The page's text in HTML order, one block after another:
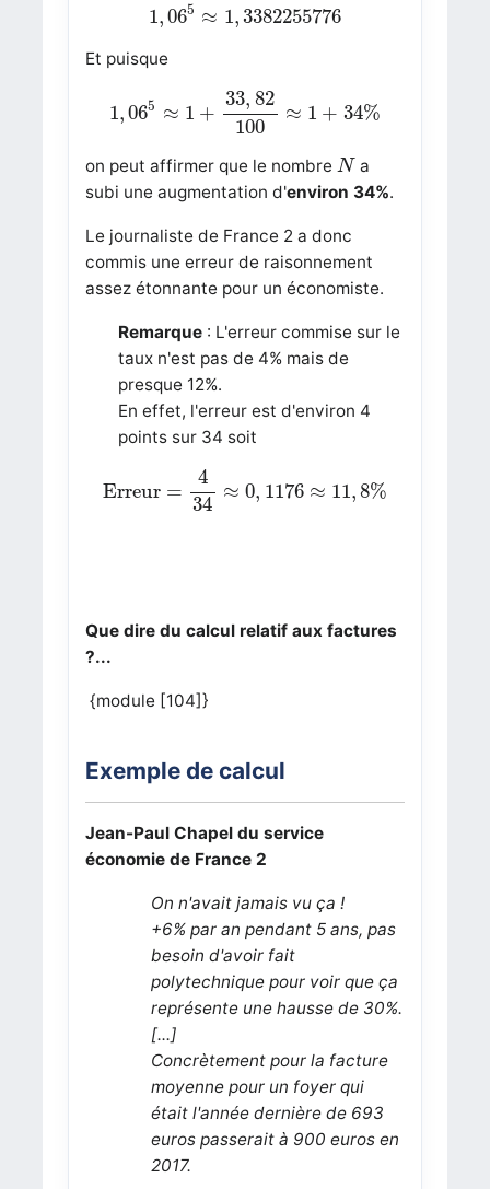
1,065 ≈ 1,3382255776
Et puisque
1, 065 ≈ 1 +
33, 82
100
≈ 1 + 34%
33,82100
on peut affirmer que le nombre N
Na
subi une augmentation d'environ 34%.
Le journaliste de France 2 a donc
commis une erreur de raisonnement
assez étonnante pour un économiste.
Remarque: L'erreur commise sur le
taux n'est pas de 4% mais de
presque 12%.
En effet, l'erreur est d'environ 4
points sur 34 soit
Erreur =
4
34
≈ 0, 1176 ≈ 11,8%
4
Que dire du calcul relatif aux factures
?...
{module [104]}
Exemple de calcul
Jean-Paul Chapel du service
économie de France 2
On n'avait jamais vu ça !
+6% par an pendant 5 ans, pas
besoin d'avoir fait
polytechnique pour voir que ça
représente une hausse de 30%.
[...]
Concrètement pour la facture
moyenne pour un foyer qui
était l'année dernière de 693
euros passerait à 900 euros en
2017.